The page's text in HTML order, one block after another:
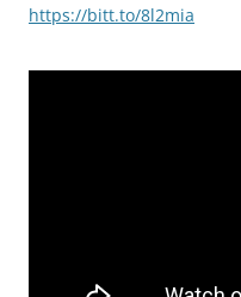
https://bitt.to/8l2mia